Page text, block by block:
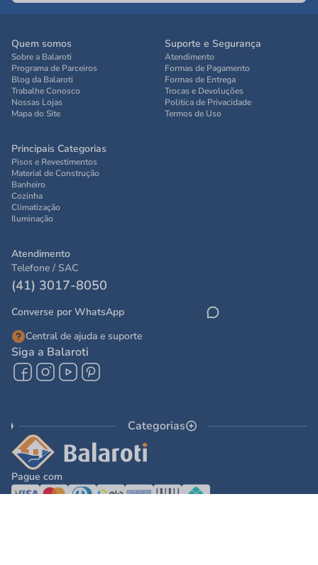
Quem somos
Sobre a Balaroti
Programa de Parceiros
Blog da Balaroti
Trabalhe Conosco
Nossas Lojas
Mapa do Site
Suporte e Segurança
Atendimento
Formas de Pagamento
Formas de Entrega
Trocas e Devoluções
Politica de Privacidade
Termos de Uso
Principais Categorias
Pisos e Revestimentos
Material de Construção
Banheiro
Cozinha
Climatização
Iluminação
Atendimento
Telefone / SAC
(41) 3017-8050
Converse por WhatsApp
Central de ajuda e suporte
Siga a Balaroti
Categorias
Pague com